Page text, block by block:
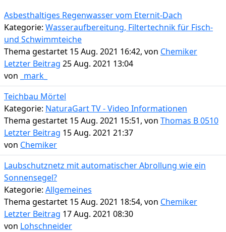
Asbesthaltiges Regenwasser vom Eternit-Dach
Kategorie: Wasseraufbereitung, Filtertechnik für Fisch-
und Schwimmteiche
Thema gestartet 15 Aug. 2021 16:42, von Chemiker
Letzter Beitrag 25 Aug. 2021 13:04
von _mark_
Teichbau Mörtel
Kategorie: NaturaGart TV - Video Informationen
Thema gestartet 15 Aug. 2021 15:51, von Thomas B 0510
Letzter Beitrag 15 Aug. 2021 21:37
von Chemiker
Laubschutznetz mit automatischer Abrollung wie ein
Sonnensegel?
Kategorie: Allgemeines
Thema gestartet 15 Aug. 2021 18:54, von Chemiker
Letzter Beitrag 17 Aug. 2021 08:30
von Lohschneider